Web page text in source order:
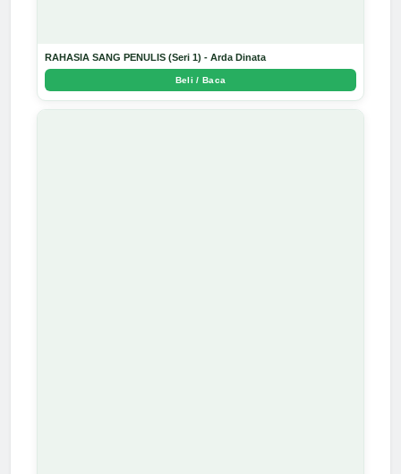
RAHASIA SANG PENULIS (Seri 1) - Arda Dinata
Beli / Baca